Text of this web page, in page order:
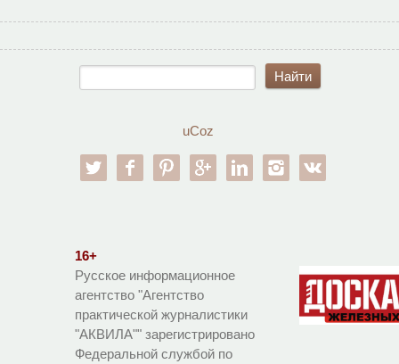
uCoz
twitter facebookpinterestgoogle-pllinkedin instagram
16+
Русское информационное
агентство "Агентство
практической журналистики
"АКВИЛА"" зарегистрировано
Федеральной службой по